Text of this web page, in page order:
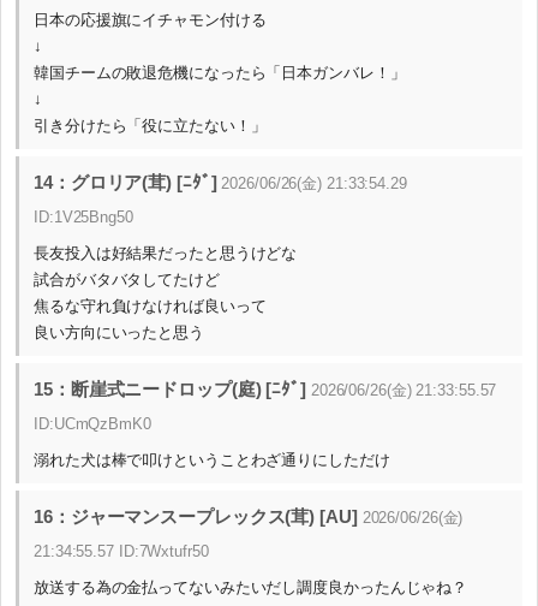
日本の応援旗にイチャモン付ける
↓
韓国チームの敗退危機になったら「日本ガンバレ！」
↓
引き分けたら「役に立たない！」
14：グロリア(茸) [ﾆﾀﾞ] 2026/06/26(金) 21:33:54.29
ID:1V25Bng50
長友投入は好結果だったと思うけどな
試合がバタバタしてたけど
焦るな守れ負けなければ良いって
良い方向にいったと思う
15：断崖式ニードロップ(庭) [ﾆﾀﾞ] 2026/06/26(金) 21:33:55.57
ID:UCmQzBmK0
溺れた犬は棒で叩けということわざ通りにしただけ
16：ジャーマンスープレックス(茸) [AU] 2026/06/26(金)
21:34:55.57 ID:7Wxtufr50
放送する為の金払ってないみたいだし調度良かったんじゃね？